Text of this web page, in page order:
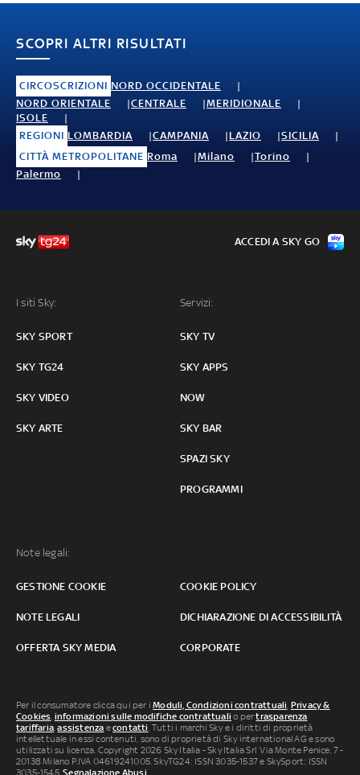
SCOPRI ALTRI RISULTATI
CIRCOSCRIZIONI NORD OCCIDENTALE
NORD ORIENTALE
CENTRALE
MERIDIONALE
ISOLE
REGIONI LOMBARDIA CAMPANIA LAZIO
SICILIA
CITTÀ METROPOLITANE Roma Milano
Torino
Palermo
I siti Sky:
SKY SPORT
SKY TG24
SKY VIDEO
SKY ARTE
Servizi:
SKY TV
SKY APPS
NOW
SKY BAR
SPAZI SKY
PROGRAMMI
Note legali:
GESTIONE COOKIE COOKIE POLICY
NOTE LEGALI DICHIARAZIONE DI ACCESSIBILITÀ
OFFERTA SKY MEDIA CORPORATE
ACCEDI A SKY GO
Per il consumatore clicca qui per iModuli, Condizioni contrattuali, Privacy &
Cookies, informazioni sulle modifiche contrattuali o pertrasparenza
tariffaria,assistenza econtatti. Tutti i marchi Sky e i diritti di proprietà
intellettuale in essi contenuti, sono di proprietà di Sky international AG e sono
utilizzati su licenza. Copyright 2026 Sky Italia - Sky Italia Srl Via Monte Penice, 7 -
20138 Milano P.IVA 04619241005. SkyTG24: ISSN 3035-1537 e SkySport: ISSN
3035-1545.Segnalazione Abusi